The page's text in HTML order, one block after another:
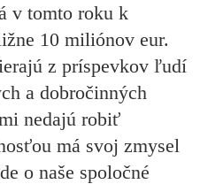
v tomto roku k
10 miliónov eur.
z príspevkov ľudí
a dobročinných
nedajú robiť
má svoj zmysel
o naše spoločné